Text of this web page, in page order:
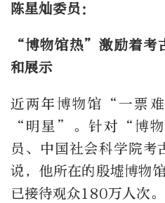
陈星灿委员：
“博物馆热”激励着考
和展示
近两年博物馆“一票
“明星”。针对“博
员、中国社会科学院考
说，他所在的殷墟博物
已接待观众180万人次。